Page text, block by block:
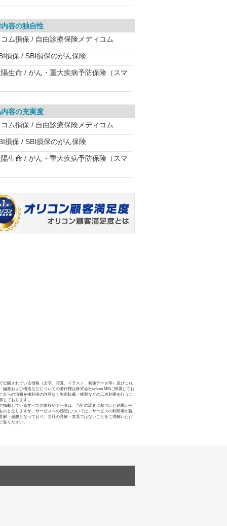
容の独自性
コム損保 / 自由診療保険メディコム
損保 / SBI損保のがん保険
陽生命 / がん・重大疾病予防保険（スマ
容の充実度
コム損保 / 自由診療保険メディコム
損保 / SBI損保のがん保険
陽生命 / がん・重大疾病予防保険（スマ
公開されている情報（文字、写真、イラスト、画像データ等）及びこれ
編集および構造などについての著作権は株式会社oricon MEに帰属してお
れらの情報を権利者の許可なく無断転載・複製などの二次利用を行うこ
じております。
掲載しているすべての情報やデータは、当社の調査に基づいた結果から
のとなりますが、サービスへの感想については、サービスの利用者が提
解・感想となっており、当社の見解・意見ではないことをご理解いただ
覧ください。